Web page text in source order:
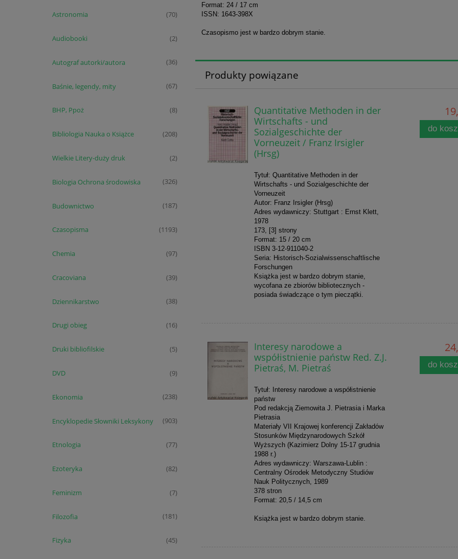
Astronomia (70)
Audiobooki (2)
Autograf autorki/autora (36)
Baśnie, legendy, mity (67)
BHP, Ppoż (8)
Bibliologia Nauka o Książce (208)
Wielkie Litery-duży druk (2)
Biologia Ochrona środowiska (326)
Budownictwo (187)
Czasopisma (1193)
Chemia (97)
Cracoviana (39)
Dziennikarstwo (38)
Drugi obieg (16)
Druki bibliofilskie (5)
DVD (9)
Ekonomia (238)
Encyklopedie Słowniki Leksykony (903)
Etnologia (77)
Ezoteryka (82)
Feminizm (7)
Filozofia (181)
Fizyka (45)
Format: 24 / 17 cm
ISSN: 1643-398X
Czasopismo jest w bardzo dobrym stanie.
Produkty powiązane
Quantitative Methoden in der
Wirtschafts - und
Sozialgeschichte der
Vorneuzeit / Franz Irsigler
(Hrsg)
Tytuł: Quantitative Methoden in der
Wirtschafts - und Sozialgeschichte der
Vorneuzeit
Autor: Franz Irsigler (Hrsg)
Adres wydawniczy: Stuttgart : Ernst Klett,
1978
173, [3] strony
Format: 15 / 20 cm
ISBN 3-12-911040-2
Seria: Historisch-Sozialwissenschaftlische
Forschungen
Książka jest w bardzo dobrym stanie,
wycofana ze zbiorów bibliotecznych -
posiada świadczące o tym pieczątki.
do
Interesy narodowe a
współistnienie państw Red. Z.J.
Pietraś, M. Pietraś
Tytuł: Interesy narodowe a współistnienie
państw
Pod redakcją Ziemowita J. Pietrasia i Marka
Pietrasia
Materiały VII Krajowej konferencji Zakładów
Stosunków Międzynarodowych Szkół
Wyższych (Kazimierz Dolny 15-17 grudnia
1988 r.)
Adres wydawniczy: Warszawa-Lublin :
Centralny Ośrodek Metodyczny Studiów
Nauk Politycznych, 1989
378 stron
Format: 20,5 / 14,5 cm
Książka jest w bardzo dobrym stanie.
do